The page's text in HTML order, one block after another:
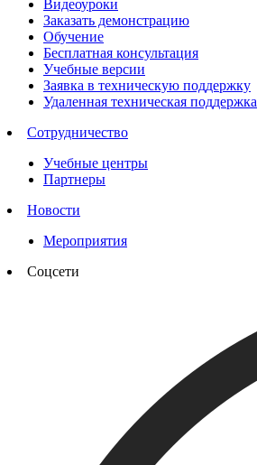
Видеоуроки
Заказать демонстрацию
Обучение
Бесплатная консультация
Учебные версии
Заявка в техническую поддержку
Удаленная техническая поддержка
Сотрудничество
Учебные центры
Партнеры
Новости
Мероприятия
Соцсети